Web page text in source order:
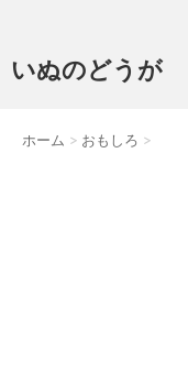
いぬのどうが
ホーム > おもしろ >